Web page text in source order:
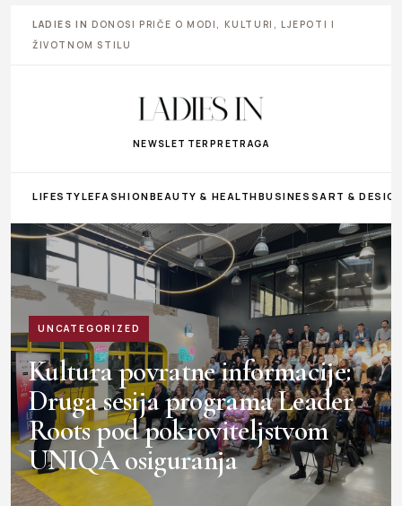
LADIES IN DONOSI PRIČE O MODI, KULTURI, LJEPOTI I
ŽIVOTNOM STILU
NEWSLETTER PRETRAGA
LIFESTYLEFASHIONBEAUTY & HEALTHBUSINESS ART &
UNCATEGORIZED
Kultura povratne informacije:
Druga sesija programa Leader
Roots pod pokroviteljstvom
UNIQA osiguranja